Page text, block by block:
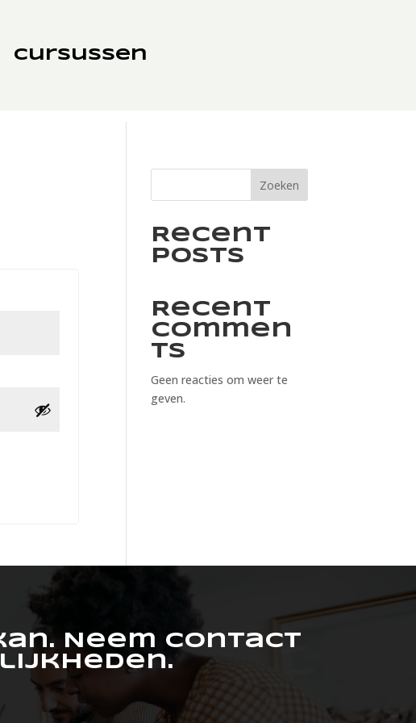
Cursussen
Zoeken
Recent
Posts
Recent
Commen
ts
Geen reacties om weer te
geven.
Neem contact